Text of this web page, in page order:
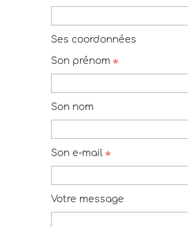
Ses coordonnées
Son prénom
Son nom
Son e-mail
Votre message